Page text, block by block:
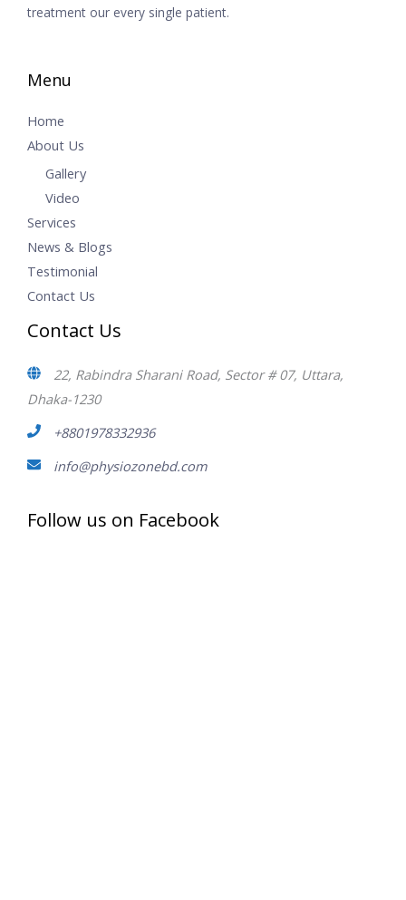
treatment our every single patient.
Menu
Home
About Us
Gallery
Video
Services
News & Blogs
Testimonial
Contact Us
Contact Us
22, Rabindra Sharani Road, Sector # 07, Uttara,
Dhaka-1230
+8801978332936
info@physiozonebd.com
Follow us on Facebook